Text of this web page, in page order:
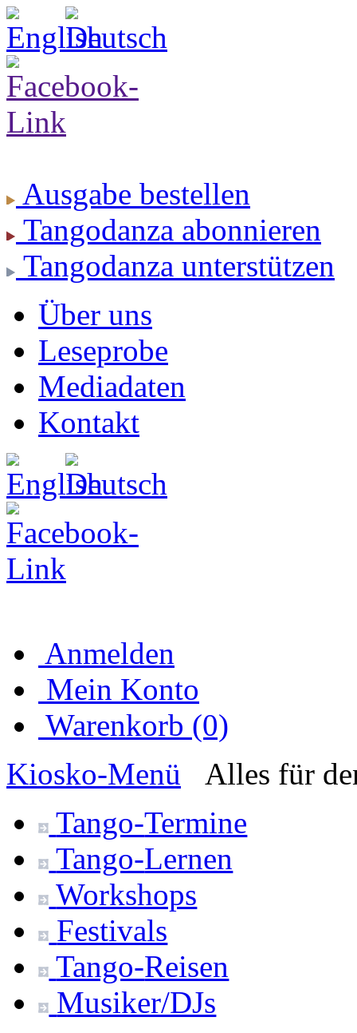
Ausgabe bestellen
Tangodanza abonnieren
Tangodanza unterstützen
Über uns
Leseprobe
Mediadaten
Kontakt
Anmelden
Mein Konto
Warenkorb (0)
Kiosko-Menü
Alles für
Tango-Termine
Tango-Lernen
Workshops
Festivals
Tango-Reisen
Musiker/DJs